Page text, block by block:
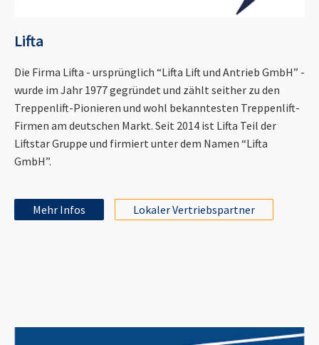
Lifta
Die Firma Lifta - ursprünglich “Lifta Lift und Antrieb GmbH” -
wurde im Jahr 1977 gegründet und zählt seither zu den
Treppenlift-Pionieren und wohl bekanntesten Treppenlift-
Firmen am deutschen Markt. Seit 2014 ist Lifta Teil der
Liftstar Gruppe und firmiert unter dem Namen “Lifta
GmbH”.
Mehr Infos Lokaler Vertriebspartner